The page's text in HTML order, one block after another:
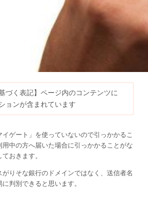
づく表記】ページ内のコンテンツに
ョンが含まれています
ゲート」を使っていないので引っかかるこ
用中の方へ届いた場合に引っかかることがな
おきます。
りそな銀行のドメインではなく、送信者名
判別できると思います。